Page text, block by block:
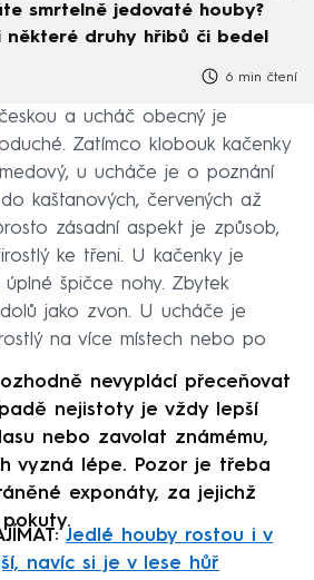
smrtelně jedovaté houby?
některé druhy hřibů či bedel
6 min čtení
a ucháč obecný je
Zatímco klobouk kačenky
u ucháče je o poznání
kaštanových, červených až
zásadní aspekt je způsob,
ke třeni. U kačenky je
špičce nohy. Zbytek
jako zvon. U ucháče je
na více místech nebo po
nevyplácí přeceňovat
nejistoty je vždy lepší
nebo zavolat známému,
vyzná lépe. Pozor je třeba
exponáty, za jejichž
Jedlé houby rostou i v
navíc si je v lese hůř